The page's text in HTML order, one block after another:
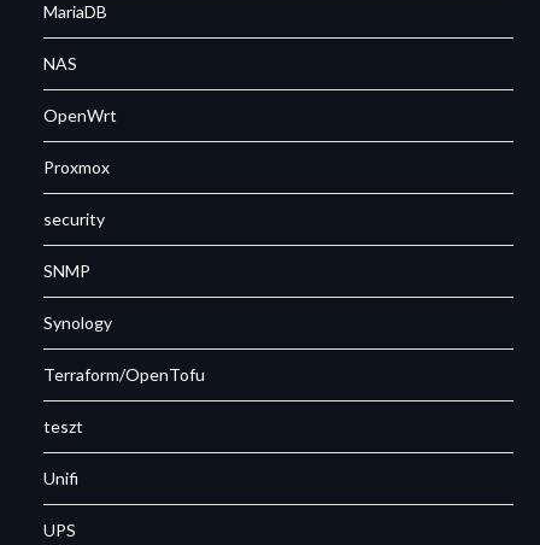
MariaDB
NAS
OpenWrt
Proxmox
security
SNMP
Synology
Terraform/OpenTofu
teszt
Unifi
UPS